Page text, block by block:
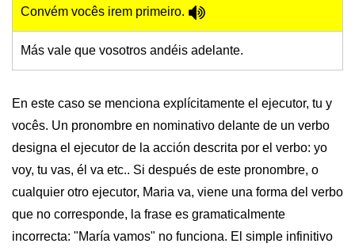
Convém vocês irem primeiro.
Más vale que vosotros andéis adelante.
En este caso se menciona explícitamente el ejecutor, tu y
vocês. Un pronombre en nominativo delante de un verbo
designa el ejecutor de la acción descrita por el verbo: yo
voy, tu vas, él va etc.. Si después de este pronombre, o
cualquier otro ejecutor, Maria va, viene una forma del verbo
que no corresponde, la frase es gramaticalmente
incorrecta: "María vamos" no funciona. El simple infinitivo